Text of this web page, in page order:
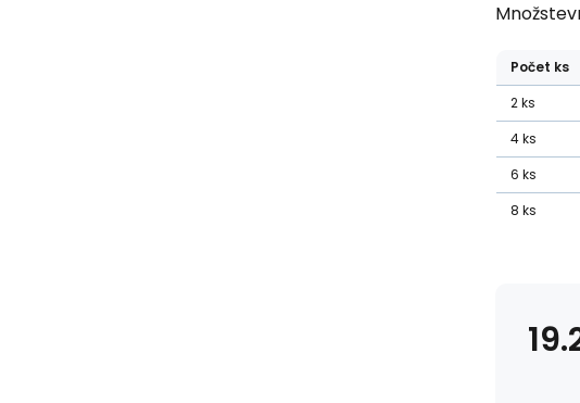
Počet ks
2ks
4ks
6 ks
8 ks